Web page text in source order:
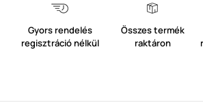
Gyors rendelés
regisztráció nélkül
Összes termék
raktáron